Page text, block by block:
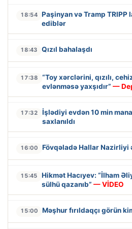
18:54 Paşinyan və Tramp
ediblər
18:43 Qızıl bahalaşdı
17:38
“Toy xərclərini, qızılı,
evlənməsə yaxşıdır” —
17:32
İşlədiyi evdən 10 min
saxlanıldı
16:00 Fövqəladə Hallar Nazirliyi
15:45
Hikmət Hacıyev: “İlham
sülhü qazanıb” — VİDEO
15:00 Məşhur fırıldaqçı görün